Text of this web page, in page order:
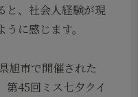
と、社会人経験が現
に感じます。
旭市で開催された
第45回ミス七夕クイ